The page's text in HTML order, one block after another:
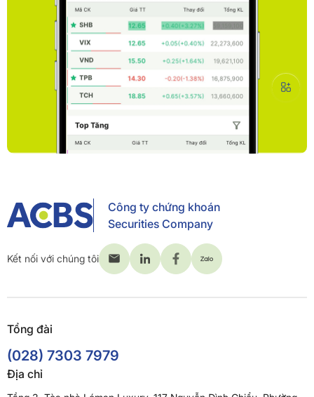
Công ty chứng khoán
Securities Company
Kết nối với chúng tôi
Tổng đài
(028) 7303 7979
Địa chỉ